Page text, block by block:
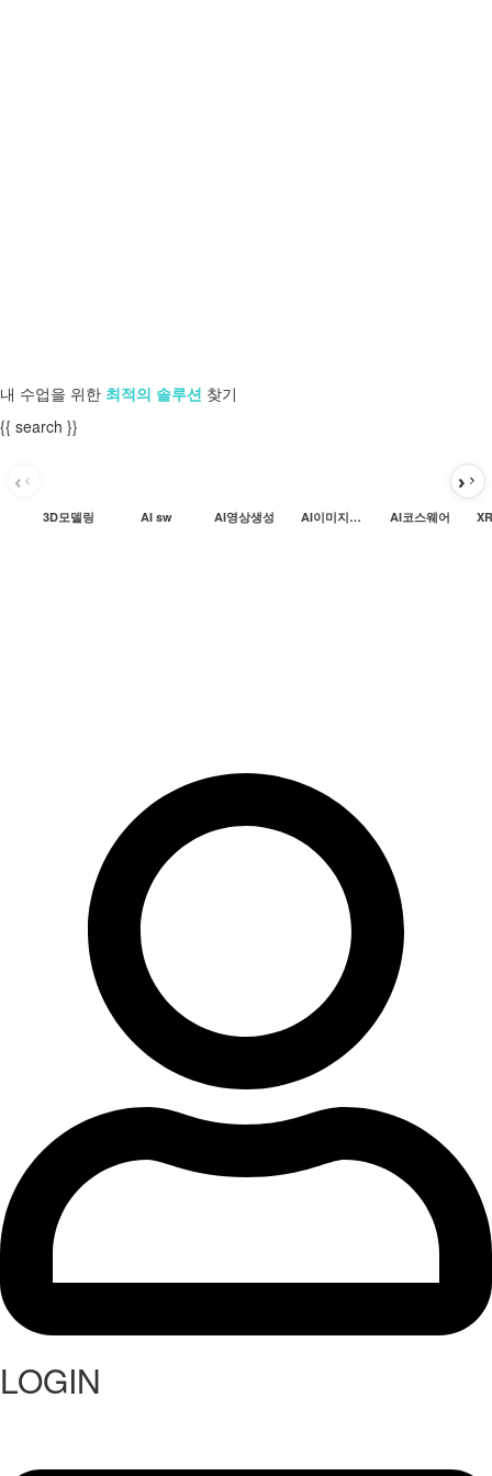
내 수업을 위한 최적의 솔루션 찾기
{{ search }}
3D모델링 AI sw AI영상생성 AI이미지생성 AI코스웨어
LOGIN